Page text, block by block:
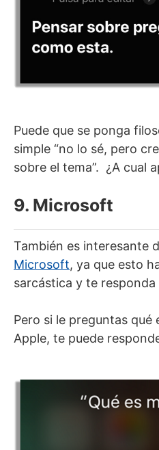
Puede que se ponga
simple “no lo sé, pero
sobre el tema”. ¿A cual
9. Microsoft
También es interesante
Microsoft, ya que esto
sarcástica y te responda
Pero si le preguntas
Apple, te puede